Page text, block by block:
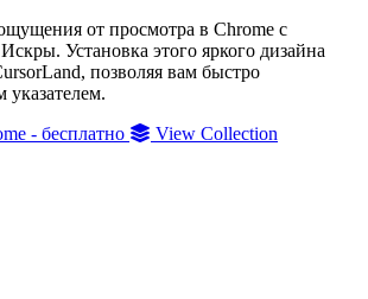
от просмотра в Chrome с
Установка этого яркого дизайна
позволяя вам быстро
указателем.
- бесплатно
View Collection